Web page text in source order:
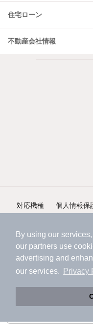
By using our
our partners use
advertising and
our services.
Privacy
住宅ローン
不動産会社情報
対応機種 個人情報保